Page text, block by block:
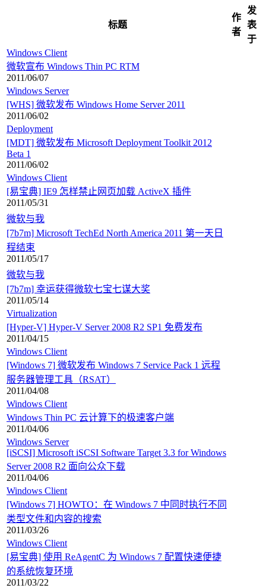
标题
作
者
发
表
于
Windows Client
微软宣布 Windows Thin PC RTM
2011/06/07
Windows Server
[WHS] 微软发布 Windows Home Server 2011
2011/06/02
Deployment
[MDT] 微软发布 Microsoft Deployment Toolkit 2012
Beta 1
2011/06/02
Windows Client
[易宝典] IE9 怎样禁止网页加载 ActiveX 插件
2011/05/31
微软与我
[7b7m] Microsoft TechEd North America 2011 第一天日
程结束
2011/05/17
微软与我
[7b7m] 幸运获得微软七宝七谋大奖
2011/05/14
Virtualization
[Hyper-V] Hyper-V Server 2008 R2 SP1 免费发布
2011/04/15
Windows Client
[Windows 7] 微软发布 Windows 7 Service Pack 1 远程
服务器管理工具（RSAT）
2011/04/08
Windows Client
Windows Thin PC 云计算下的极速客户端
2011/04/06
Windows Server
[iSCSI] Microsoft iSCSI Software Target 3.3 for Windows
Server 2008 R2 面向公众下载
2011/04/06
Windows Client
[Windows 7] HOWTO：在 Windows 7 中同时执行不同
类型文件和内容的搜索
2011/03/26
Windows Client
[易宝典] 使用 ReAgentC 为 Windows 7 配置快速便捷
的系统恢复环境
2011/03/22